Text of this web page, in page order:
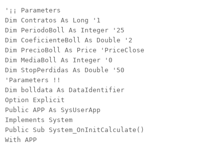
'¡¡ Parameters
Dim Contratos As Long '1
Dim PeriodoBoll As Integer '25
Dim CoeficienteBoll As Double '2
Dim PrecioBoll As Price 'PriceClose
Dim MediaBoll As Integer '0
Dim StopPerdidas As Double '50
'Parameters !!
Dim bolldata As DataIdentifier
Option Explicit
Public APP As SysUserApp
Implements System
Public Sub System_OnInitCalculate()
With APP